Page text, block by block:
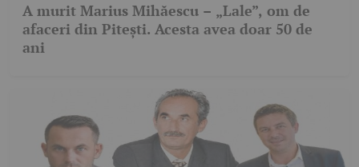
A murit Marius Mihăescu – „Lale”, om de
afaceri din Pitești. Acesta avea doar 50 de
ani